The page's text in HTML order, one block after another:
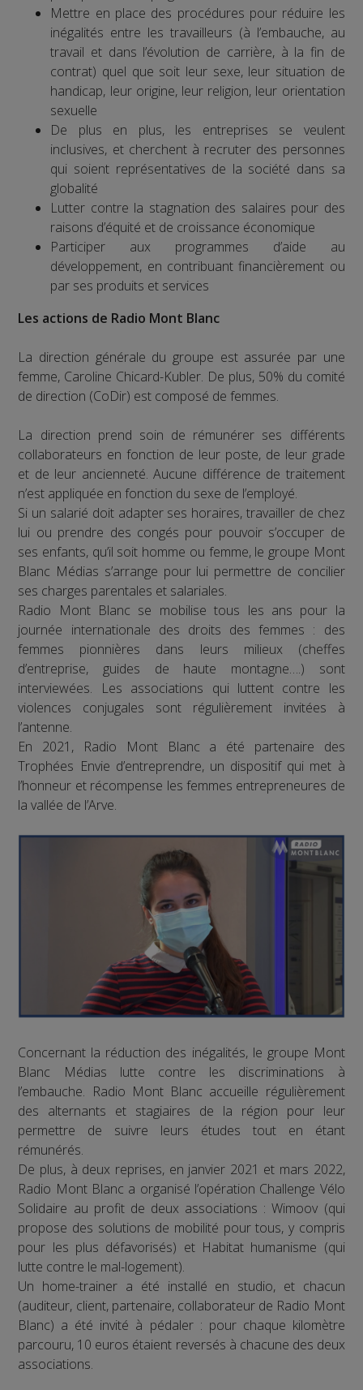
Mettre en place des procédures pour réduire les
inégalités entre les travailleurs (à l’embauche, au
travail et dans l’évolution de carrière, à la fin de
contrat) quel que soit leur sexe, leur situation de
handicap, leur origine, leur religion, leur orientation
sexuelle
De plus en plus, les entreprises se veulent
inclusives, et cherchent à recruter des personnes
qui soient représentatives de la société dans sa
globalité
Lutter contre la stagnation des salaires pour des
raisons d’équité et de croissance économique
Participer aux programmes d’aide au
développement, en contribuant financièrement ou
par ses produits et services
Les actions de Radio Mont Blanc
La direction générale du groupe est assurée par une
femme, Caroline Chicard-Kubler. De plus, 50% du comité
de direction (CoDir) est composé de femmes.
La direction prend soin de rémunérer ses différents
collaborateurs en fonction de leur poste, de leur grade
et de leur ancienneté. Aucune différence de traitement
n’est appliquée en fonction du sexe de l’employé.
Si un salarié doit adapter ses horaires, travailler de chez
lui ou prendre des congés pour pouvoir s’occuper de
ses enfants, qu’il soit homme ou femme, le groupe Mont
Blanc Médias s’arrange pour lui permettre de concilier
ses charges parentales et salariales.
Radio Mont Blanc se mobilise tous les ans pour la
journée internationale des droits des femmes : des
femmes pionnières dans leurs milieux (cheffes
d’entreprise, guides de haute montagne….) sont
interviewées. Les associations qui luttent contre les
violences conjugales sont régulièrement invitées à
l’antenne.
En 2021, Radio Mont Blanc a été partenaire des
Trophées Envie d’entreprendre, un dispositif qui met à
l’honneur et récompense les femmes entrepreneures de
la vallée de l’Arve.
Concernant la réduction des inégalités, le groupe Mont
Blanc Médias lutte contre les discriminations à
l’embauche. Radio Mont Blanc accueille régulièrement
des alternants et stagiaires de la région pour leur
permettre de suivre leurs études tout en étant
rémunérés.
De plus, à deux reprises, en janvier 2021 et mars 2022,
Radio Mont Blanc a organisé l’opération Challenge Vélo
Solidaire au profit de deux associations : Wimoov (qui
propose des solutions de mobilité pour tous, y compris
pour les plus défavorisés) et Habitat humanisme (qui
lutte contre le mal-logement).
Un home-trainer a été installé en studio, et chacun
(auditeur, client, partenaire, collaborateur de Radio Mont
Blanc) a été invité à pédaler : pour chaque kilomètre
parcouru, 10 euros étaient reversés à chacune des deux
associations.